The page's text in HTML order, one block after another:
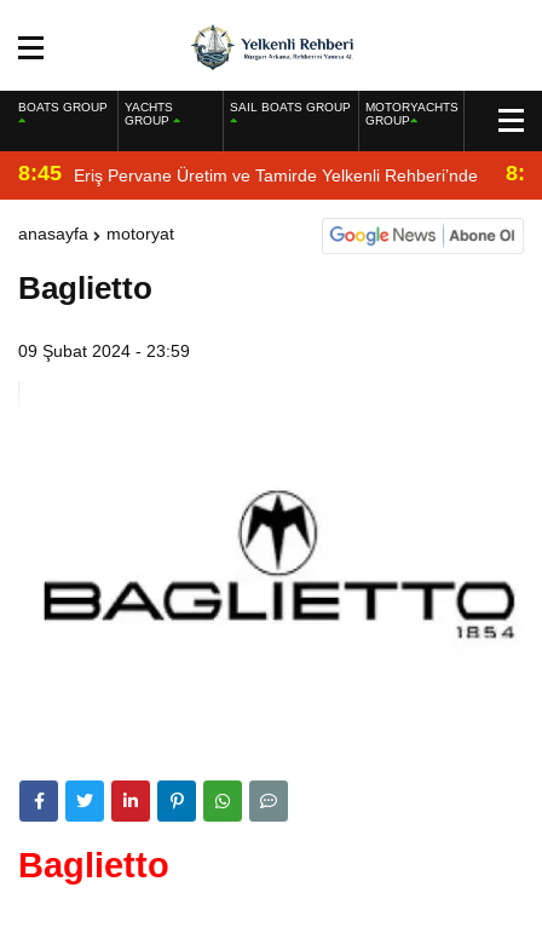
BOATS GROUP
YACHTS
GROUP
SAIL BOATS GROUP
MOTORYACHTS
GROUP
8:45 Eriş Pervane Üretim ve Tamirde Yelkenli Rehberi’nde
anasayfa motoryat
Baglietto
09 Şubat 2024 - 23:59
Baglietto